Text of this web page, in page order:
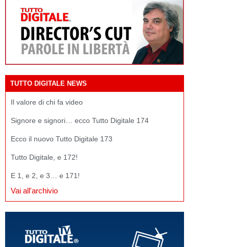
TUTTO DIGITALE NEWS
Il valore di chi fa video
Signore e signori… ecco Tutto Digitale 174
Ecco il nuovo Tutto Digitale 173
Tutto Digitale, e 172!
E 1, e 2, e 3… e 171!
Vai all'archivio